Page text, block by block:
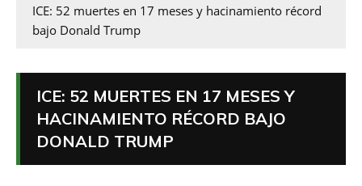
ICE: 52 muertes en 17 meses y hacinamiento récord
bajo Donald Trump
ICE: 52 MUERTES EN 17 MESES Y
HACINAMIENTO RÉCORD BAJO
DONALD TRUMP